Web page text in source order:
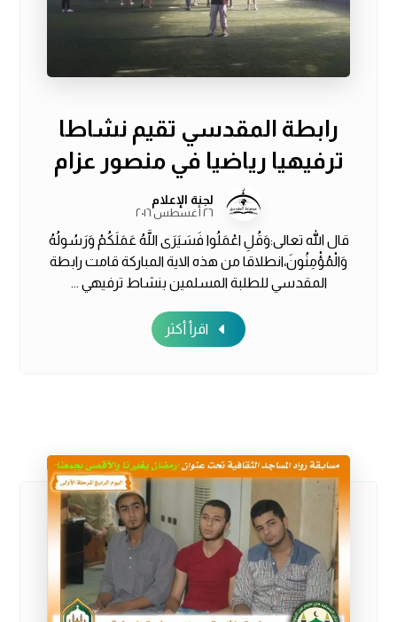
رابطة المقدسي تقيم نشاطا
ترفيهيا رياضيا في منصور عزام
لجنة الإعلام
٢٦ أغسطس ٢٠١٦
قال الله تعالى:وَقُلِ اعْمَلُوا فَسَيَرَى اللَّهُ عَمَلَكُمْ وَرَسُولُهُ
وَالْمُؤْمِنُونَ،انطلاقا من هذه الاية المباركة قامت رابطة
المقدسي للطلبة المسلمين بنشاط ترفيهي ...
اقرأ أكثر